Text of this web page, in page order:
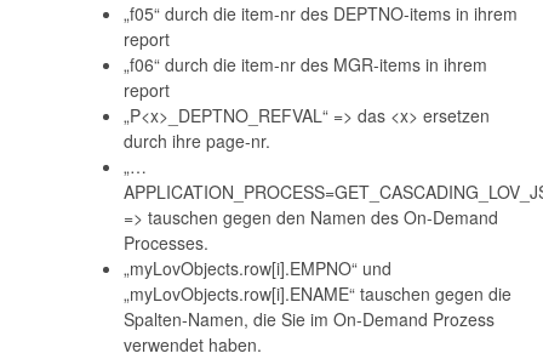
„f05“ durch die item-nr des DEPTNO-items in ihrem
report
„f06“ durch die item-nr des MGR-items in ihrem
report
„P<x>_DEPTNO_REFVAL“ => das <x> ersetzen
durch ihre page-nr.
„…
=> tauschen gegen den Namen des On-Demand
Processes.
„myLovObjects.row[i].EMPNO“ und
„myLovObjects.row[i].ENAME“ tauschen gegen die
Spalten-Namen, die Sie im On-Demand Prozess
verwendet haben.